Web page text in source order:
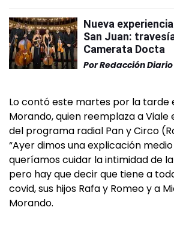
Nueva
San Juan:
Camerata Docta
PorRedacción
Lo contó este martes por la tarde
Morando, quien reemplaza a Viale
del programa radial Pan y Circo
“Ayer dimos una explicación
queríamos cuidar la intimidad de
pero hay que decir que tiene a
covid, sus hijos Rafa y Romeo y a
Morando.